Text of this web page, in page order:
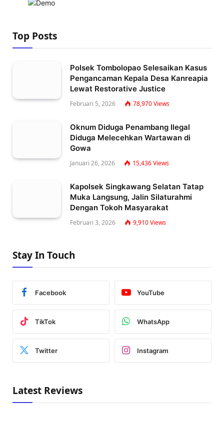
Top Posts
Polsek Tombolopao Selesaikan Kasus
Pengancaman Kepala Desa Kanreapia
Lewat Restorative Justice
Februari 5, 2026 78,970Views
Oknum Diduga Penambang Ilegal
Diduga Melecehkan Wartawan di
Gowa
Januari 26, 2026 15,436Views
Kapolsek Singkawang Selatan Tatap
Muka Langsung, Jalin Silaturahmi
Dengan Tokoh Masyarakat
Februari 3, 2026 9,910Views
Stay In Touch
Facebook YouTube
TikTok WhatsApp
Twitter Instagram
Latest Reviews